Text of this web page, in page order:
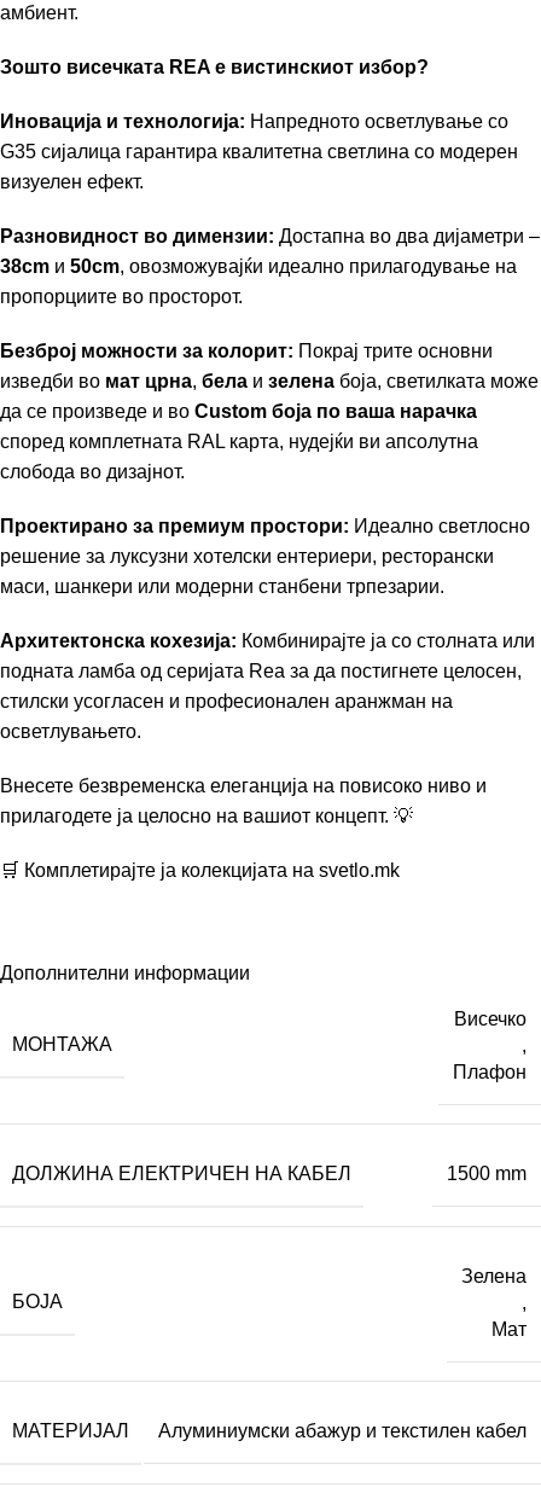
амбиент.
Зошто висечката REA е вистинскиот избор?
Иновација и технологија: Напредното осветлување со
G35 сијалица гарантира квалитетна светлина со модерен
визуелен ефект.
Разновидност во димензии: Достапна во два дијаметри –
38cm и 50cm, овозможувајќи идеално прилагодување на
пропорциите во просторот.
Безброј можности за колорит: Покрај трите основни
изведби во мат црна, бела и зелена боја, светилката може
да се произведе и во Custom боја по ваша нарачка
според комплетната RAL карта, нудејќи ви апсолутна
слобода во дизајнот.
Проектирано за премиум простори: Идеално светлосно
решение за луксузни хотелски ентериери, ресторански
маси, шанкери или модерни станбени трпезарии.
Архитектонска кохезија: Комбинирајте ја со столната или
подната ламба од серијата Rea за да постигнете целосен,
стилски усогласен и професионален аранжман на
осветлувањето.
Внесете безвременска елеганција на повисоко ниво и
прилагодете ја целосно на вашиот концепт. 💡
🛒 Комплетирајте ја колекцијата на svetlo.mk
Дополнителни информации
МОНТАЖА
Висечко
,
Плафон
ДОЛЖИНА ЕЛЕКТРИЧЕН НА КАБЕЛ 1500 mm
БОЈА
Зелена
,
Мат
МАТЕРИЈАЛ Алуминиумски абажур и текстилен кабел